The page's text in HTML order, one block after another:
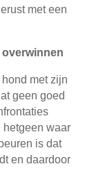
met een
met zijn
geen goed
hetgeen waar
is dat
en daardoor